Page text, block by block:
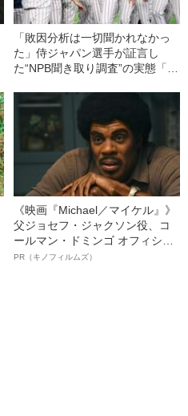
「敗因分析は一切聞かれなかっ
た」侍ジャパン選手が証言し
た“NPB聞き取り調査”の実態「選
《映画『Michael／マイケル』》
父ジョセフ・ジャクソン役、コ
ールマン・ドミンゴ オフィシャ
ルインタビュー“観客を魅了した
PR（キノフィルムズ）